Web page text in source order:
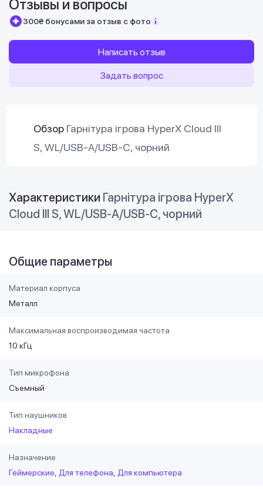
Отзывы и вопросы
300₴ бонусами за отзыв с фото
Написать отзыв
Задать вопрос
Обзор Гарнітура ігрова HyperX Cloud III
S, WL/USB-A/USB-C, чорний
Характеристики Гарнітура ігрова HyperX
Cloud III S, WL/USB-A/USB-C, чорний
Общие параметры
Материал корпуса
Металл
Максимальная воспроизводимая частота
10 кГц
Тип микрофона
Съемный
Тип наушников
Накладные
Назначение
Геймерские Для телефона Для компьютера